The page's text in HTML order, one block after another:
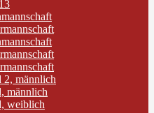
2, männlich
männlich
weiblich